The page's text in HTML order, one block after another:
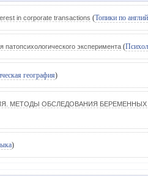
in corporate transactions (Топики по
патопсихологического эксперимента (
география)
МЕТОДЫ ОБСЛЕДОВАНИЯ БЕРЕМЕННЫХ
)